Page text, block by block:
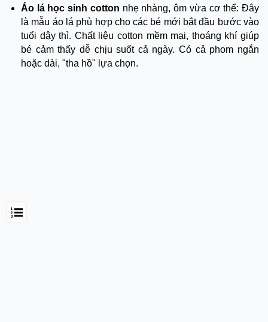
Áo lá học sinh cotton nhẹ nhàng, ôm vừa cơ thể: Đây
là mẫu áo lá phù hợp cho các bé mới bắt đầu bước vào
tuổi dậy thì. Chất liệu cotton mềm mại, thoáng khí giúp
bé cảm thấy dễ chịu suốt cả ngày. Có cả phom ngắn
hoặc dài, "tha hồ" lựa chọn.